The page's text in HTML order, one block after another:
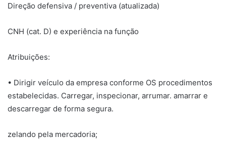
Direção defensiva / preventiva (atualizada)
CNH (cat. D) e experiência na função
Atribuições:
• Dirigir veículo da empresa conforme OS procedimentos
estabelecidas. Carregar, inspecionar, arrumar. amarrar e
descarregar de forma segura.
zelando pela mercadoria;